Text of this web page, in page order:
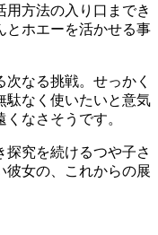
用方法の入り口までき
とホエーを活かせる事
なる挑戦。せっかく
駄なく使いたいと意気
なさそうです。
究を続けるつや子さ
彼女の、これからの展